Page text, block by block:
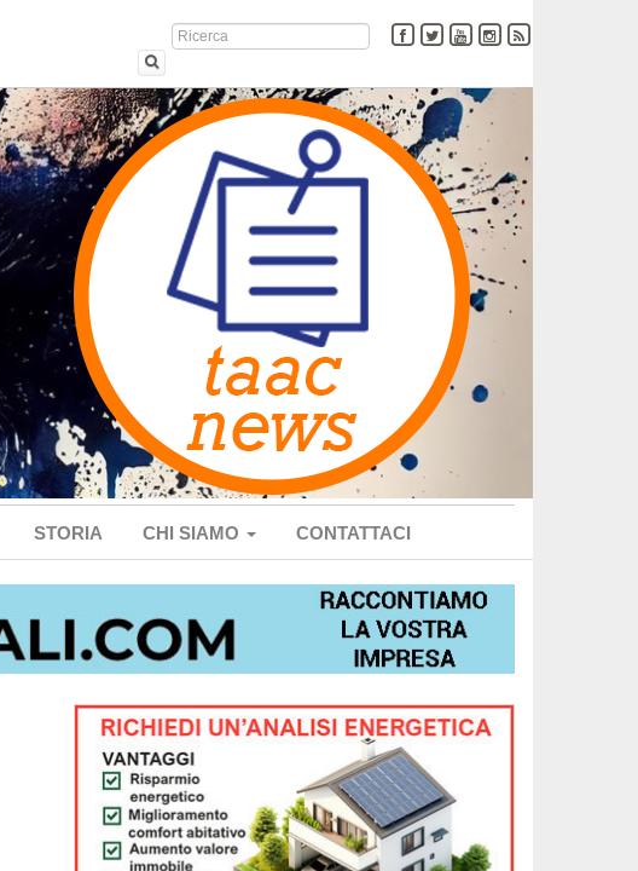
STORIA CHI SIAMO CONTATTACI